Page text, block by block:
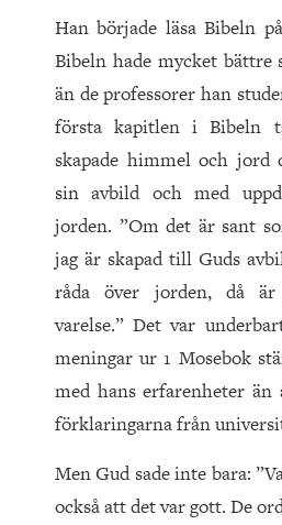
Han började läsa Bibeln
Bibeln hade mycket bättre
än de professorer han
första kapitlen i Bibeln
skapade himmel och
sin avbild och med
jorden. ”Om det är sant
jag är skapad till Guds
råda över jorden, då är
varelse.” Det var
meningar ur 1 Mosebok
med hans erfarenheter än
förklaringarna från
Men Gud sade inte bara:
också att det var gott. De